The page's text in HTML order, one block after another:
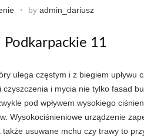
by admin_dariusz
Podkarpackie 11
ulega częstym i z biegiem
i mycia nie tylko fasad
pod wpływem wysokiego
Wysokociśnieniowe urządzenie
usuwane mchu czy trawy to